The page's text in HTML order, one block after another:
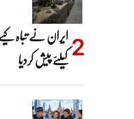
ایران نے تباہ
کیلئے پیش کردیا